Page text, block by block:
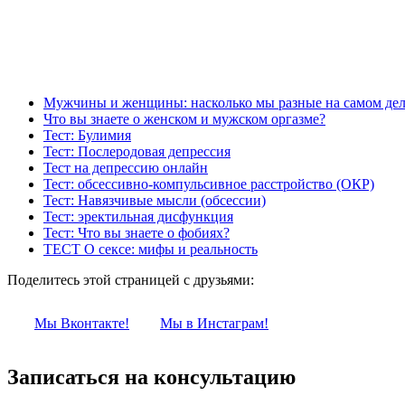
Мужчины и женщины: насколько мы разные на самом
Что вы знаете о женском и мужском оргазме?
Тест: Булимия
Тест: Послеродовая депрессия
Тест на депрессию онлайн
Тест: обсессивно-компульсивное расстройство (ОКР)
Тест: Навязчивые мысли (обсессии)
Тест: эректильная дисфункция
Тест: Что вы знаете о фобиях?
ТЕСТ О сексе: мифы и реальность
Поделитесь этой страницей с друзьями:
Мы Вконтакте! Мы в Инстаграм!
Записаться на консультацию